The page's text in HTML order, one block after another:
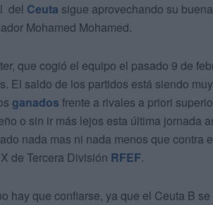
del Ceuta sigue aprovechando su
Mohamed Mohamed.
que cogió el equipo el pasado 9 de
El saldo de los partidos está siendo
ganados frente a rivales a priori
o sin ir más lejos esta última jornada
nada mas ni nada menos que contra
de Tercera División RFEF.
hay que confiarse, ya que el Ceuta B